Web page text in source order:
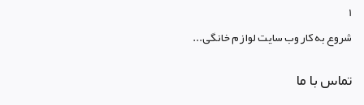
1
شروع به کار وب سایت لوازم خانگی...
تماس با ما